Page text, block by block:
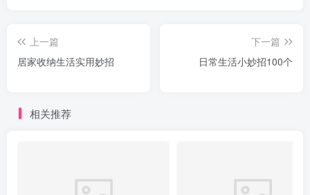
上一篇
居家收纳生活实用妙招
下一篇
日常生活小妙招100个
相关推荐